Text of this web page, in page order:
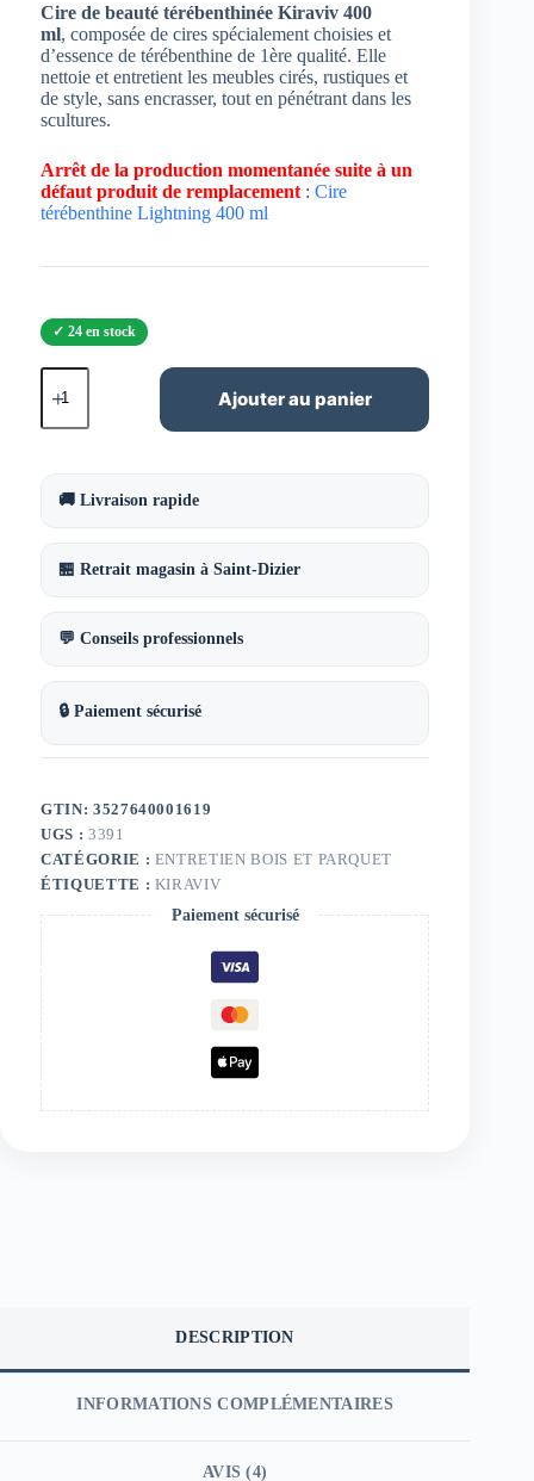
Cire de beauté térébenthinée Kiraviv 400
ml, composée de cires spécialement choisies et
d’essence de térébenthine de 1ère qualité. Elle
nettoie et entretient les meubles cirés, rustiques et
de style, sans encrasser, tout en pénétrant dans les
scultures.
Arrêt de la production momentanée suite à un
défaut produit de remplacement : Cire
térébenthine Lightning 400 ml
24 en stock
quantité
de
térébenthinée
Kiraviv
400
Ajouter au panier
🚚 Livraison rapide
🏪 Retrait magasin à Saint-Dizier
💬 Conseils professionnels
🔒 Paiement sécurisé
GTIN: 3527640001619
UGS : 3391
CATÉGORIE : ENTRETIEN BOIS ET PARQUET
ÉTIQUETTE : KIRAVIV
Paiement sécurisé
DESCRIPTION
INFORMATIONS COMPLÉMENTAIRES
AVIS (4)